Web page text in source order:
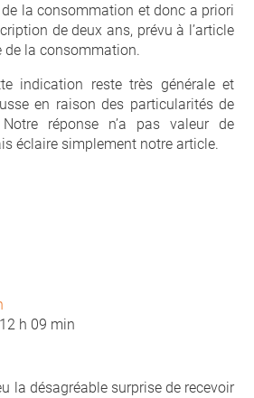
la consommation et donc a priori
de deux ans, prévu à l’article
de la consommation.
indication reste très générale et
en raison des particularités de
réponse n’a pas valeur de
éclaire simplement notre article.
h 09 min
la désagréable surprise de recevoir